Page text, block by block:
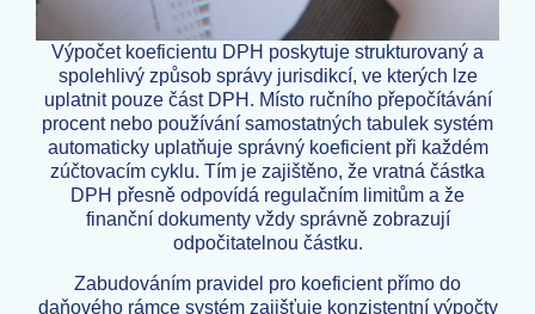
Výpočet koeficientu DPH poskytuje strukturovaný a
spolehlivý způsob správy jurisdikcí, ve kterých lze
uplatnit pouze část DPH. Místo ručního přepočítávání
procent nebo používání samostatných tabulek systém
automaticky uplatňuje správný koeficient při každém
zúčtovacím cyklu. Tím je zajištěno, že vratná částka
DPH přesně odpovídá regulačním limitům a že
finanční dokumenty vždy správně zobrazují
odpočitatelnou částku.
Zabudováním pravidel pro koeficient přímo do
daňového rámce systém zajišťuje konzistentní výpočty